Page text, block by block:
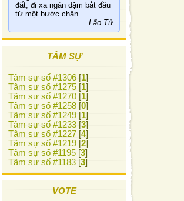
đất, đi xa ngàn dặm bắt đầu
từ một bước chân.
Lão Tử
TÂM SỰ
Tâm sự số #1306 [1]
Tâm sự số #1275 [1]
Tâm sự số #1270 [1]
Tâm sự số #1258 [0]
Tâm sự số #1249 [1]
Tâm sự số #1233 [3]
Tâm sự số #1227 [4]
Tâm sự số #1219 [2]
Tâm sự số #1195 [3]
Tâm sự số #1183 [3]
VOTE